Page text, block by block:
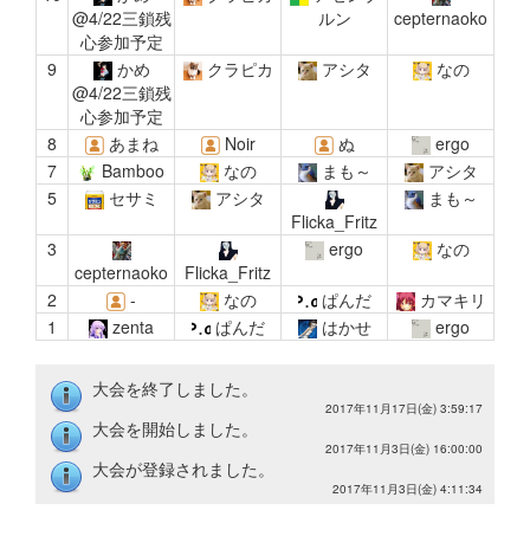
@4/22三鎖残
心参加予定
ルン
cepternaoko
9
かめ
@4/22三鎖残
心参加予定
クラピカ アシタ なの
8 あまね Noir ぬ
ergo
7
Bamboo なの まも～
アシタ
5
セサミ
アシタ
Flicka_Fritz
まも～
3
cepternaoko
Flicka_Fritz
ergo なの
2 - なの ぱんだ
カマキリ
1
zenta ぱんだ はかせ ergo
大会を終了しました。
2017年11月17日(金) 3:59:17
大会を開始しました。
2017年11月3日(金) 16:00:00
大会が登録されました。
2017年11月3日(金) 4:11:34